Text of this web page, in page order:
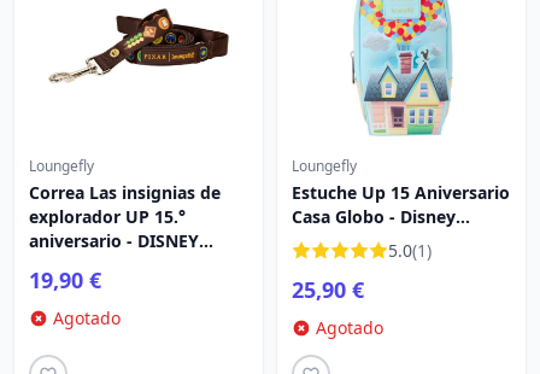
Loungefly
Correa Las insignias de
explorador UP 15.°
aniversario - DISNEY
19,90 €
Agotado
Loungefly
Estuche Up 15 Aniversario
Casa Globo - Disney
Loungefly 5.0(1)
25,90 €
Agotado